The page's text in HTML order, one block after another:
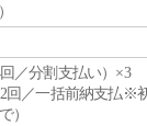
回／分割支払い）×3
回／一括前納支払※
）